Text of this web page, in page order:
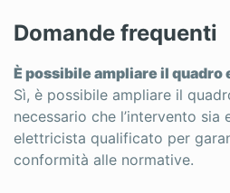
Domande frequenti
È possibile ampliare il
Sì, è possibile ampliare il
necessario che l’intervento sia
elettricista qualificato per
conformità alle normative.